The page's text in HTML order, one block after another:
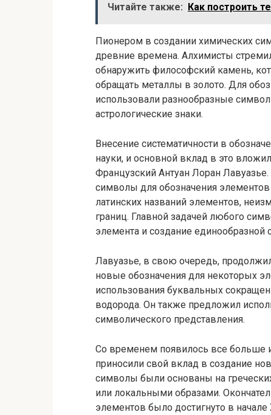
Читайте также: Как построить
Пионером в создании химических
древние времена. Алхимисты
обнаружить философский камень,
обращать металлы в золото. Для
использовали разнообразные
астрологические знаки.
Внесение систематичности в
науки, и основной вклад в это
Французский Антуан Лоран
символы для обозначения
латинских названий элементов,
границ. Главной задачей любого
элемента и создание единообразной
Лавуазье, в свою очередь,
новые обозначения для некоторых
использования буквальных
водорода. Он также предложил
символического представления.
Со временем появилось все больше
приносили свой вклад в создание
символы были основаны на
или локальными образами.
элементов было достигнуто в